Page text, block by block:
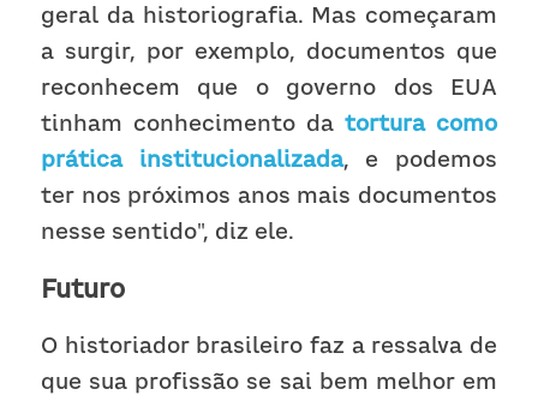
geral da historiografia. Mas começaram
a surgir, por exemplo, documentos que
reconhecem que o governo dos EUA
tinham conhecimento da tortura como
prática institucionalizada, e podemos
ter nos próximos anos mais documentos
nesse sentido", diz ele.
Futuro
O historiador brasileiro faz a ressalva de
que sua profissão se sai bem melhor em